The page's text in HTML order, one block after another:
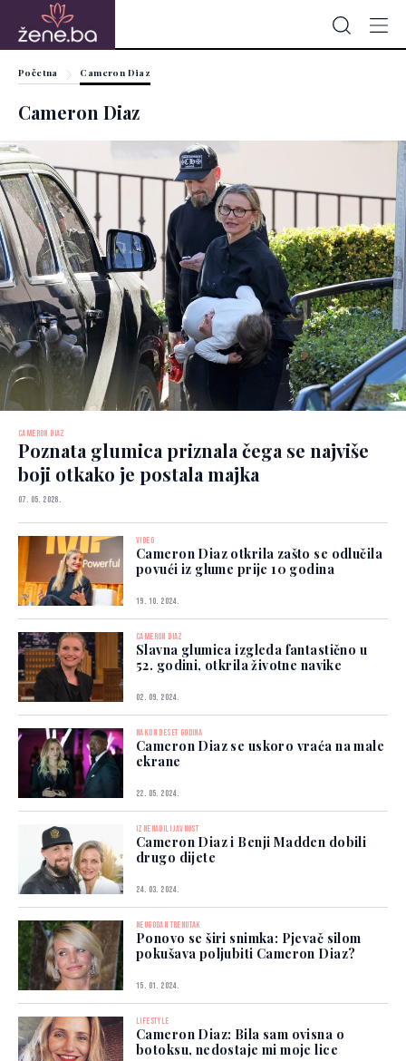
Početna Cameron Diaz
Cameron Diaz
CAMERON DIAZ
Poznata glumica priznala čega se najviše
boji otkako je postala majka
07. 05. 2026.
VIDEO
Cameron Diaz otkrila zašto se odlučila
povući iz glume prije 10 godina
19. 10. 2024.
CAMERON DIAZ
Slavna glumica izgleda fantastično u
52. godini, otkrila životne navike
02. 09. 2024.
NAKON DESET GODINA
Cameron Diaz se uskoro vraća na male
ekrane
22. 05. 2024.
IZNENADILI JAVNOST
Cameron Diaz i Benji Madden dobili
drugo dijete
24. 03. 2024.
NEUGODAN TRENUTAK
Ponovo se širi snimka: Pjevač silom
pokušava poljubiti Cameron Diaz?
15. 01. 2024.
LIFESTYLE
Cameron Diaz: Bila sam ovisna o
botoksu, nedostaje mi moje lice